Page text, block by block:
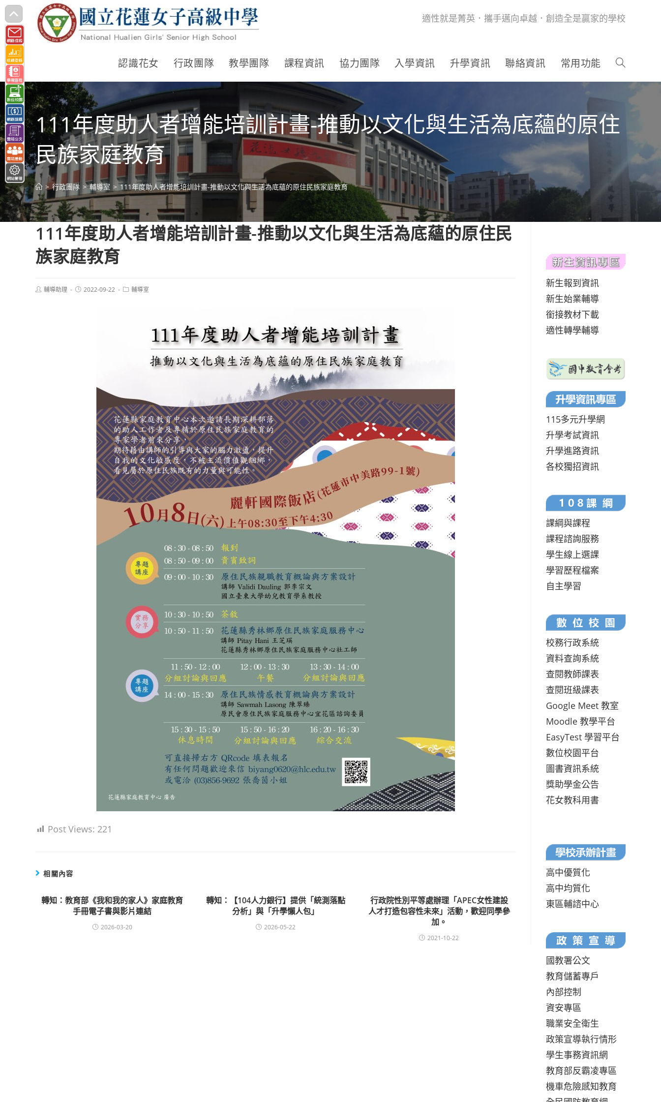
跳
轉
至
主
要
內
容
適性就是菁英．攜手邁向卓越．創造全是贏家的學校
認識花女 行政團隊 教學團隊 課程資訊 協力團隊 入學資訊 升學資訊 聯絡資訊 常用功能
111年度助人者增能培訓計畫-推動以文化與生活為底蘊的原住
民族家庭教育
> 行政團隊 > 輔導室 > 111年度助人者增能培訓計畫-推動以文化與生活為底蘊的原住民族家庭教育
111年度助人者增能培訓計畫-推動以文化與生活為底蘊的原住民
族家庭教育
Post輔導助理
Post2022-09-22
Post輔導室
Post Views: 221
相關內容
轉知：教育部《我和我的家人》家庭教育
手冊電子書與影片連結
2026-03-20
轉知：【104人力銀行】提供「統測落點
分析」與「升學懶人包」
2026-05-22
行政院性別平等處辦理「APEC女性建設
人才打造包容性未來」活動，歡迎同學參
加。
2021-10-22
新生報到資訊
新生始業輔導
銜接教材下載
適性轉學輔導
115多元升學網
升學考試資訊
升學進路資訊
各校獨招資訊
課綱與課程
課程諮詢服務
學生線上選課
學習歷程檔案
自主學習
校務行政系統
資料查詢系統
查閱教師課表
查閱班級課表
Google Meet 教室
Moodle 教學平台
EasyTest 學習平台
數位校園平台
圖書資訊系統
獎助學金公告
花女教科用書
高中優質化
高中均質化
東區輔諮中心
國教署公文
教育儲蓄專戶
內部控制
資安專區
職業安全衛生
政策宣導執行情形
學生事務資訊網
教育部反霸凌專區
機車危險感知教育